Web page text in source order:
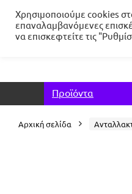
Προϊόντα
Αρχική σελίδα
Χρησιμοποιούμε cookies
επαναλαμβανόμενες
να επισκεφτείτε τις